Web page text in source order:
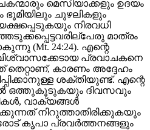
മെസിയാക്കളും ഉദയം
ചുഴലികളും
നിരവധി
മാത്രം
(Mt. 24:24). എന്റെ
വിശ്വാസക്കേടായ പ്രവാചകനെ
കാരണം അദ്ദേഹം
ശക്തിയുണ്ട്‍. എന്റെ
ഒത്തുകൂടുകയും ദിവസവും
വാക്യങ്ങൾ
നിറുത്താതിരിക്കുകയും
കൃപാ പ്രവർത്തനങ്ങളും